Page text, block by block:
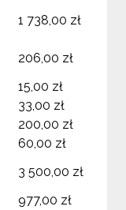
1 738,00 zł
206,00 zł
15,00 zł
33,00 zł
200,00 zł
60,00 zł
3 500,00 zł
977,00 zł